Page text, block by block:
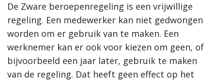
De Zware beroepenregeling is een vrijwillige
regeling. Een medewerker kan niet gedwongen
worden om er gebruik van te maken. Een
werknemer kan er ook voor kiezen om geen, of
bijvoorbeeld een jaar later, gebruik te maken
van de regeling. Dat heeft geen effect op het